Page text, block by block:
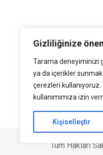
Gizliliğinize
Tarama deneyiminizi
ya da içerikler
çerezleri
kullanımımıza izin
Kişiselleştir
Tüm Hakları